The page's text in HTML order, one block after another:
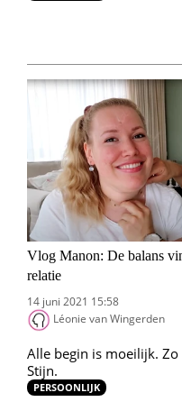
Vlog Manon: De balans
relatie
14 juni 2021 15:58
Léonie van Wingerden
Alle begin is moeilijk.
Stijn.
PERSOONLIJK